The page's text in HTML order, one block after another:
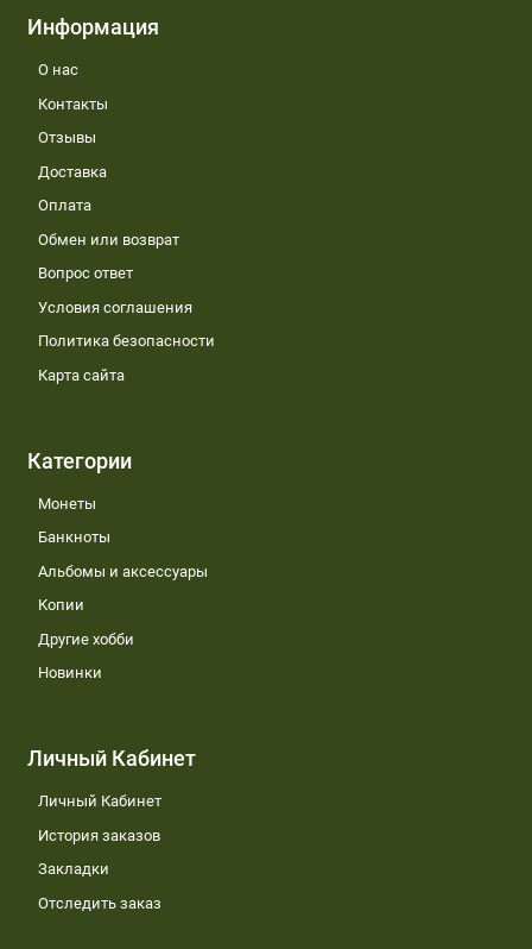
Информация
О нас
Контакты
Отзывы
Доставка
Оплата
Обмен или возврат
Вопрос ответ
Условия соглашения
Политика безопасности
Карта сайта
Категории
Монеты
Банкноты
Альбомы и аксессуары
Копии
Другие хобби
Новинки
Личный Кабинет
Личный Кабинет
История заказов
Закладки
Отследить заказ